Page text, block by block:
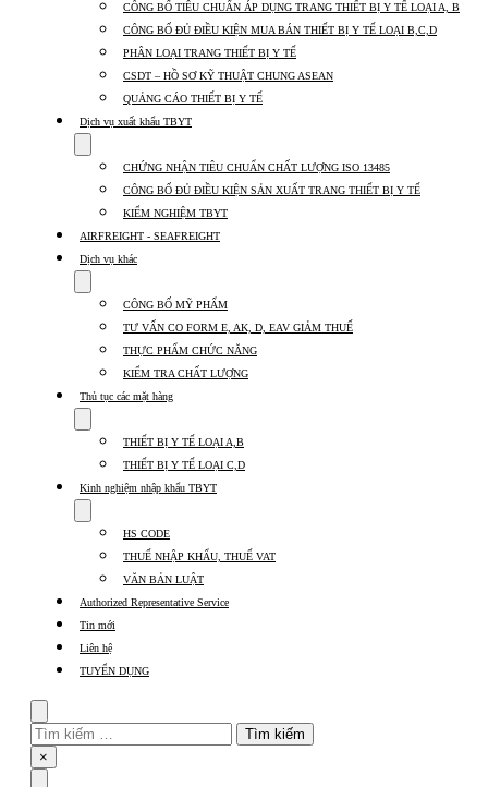
Dịch
khẩu
TBYT
CÔNG BỐ TIÊU CHUẨN ÁP DỤNG TRANG THIẾT BỊ Y TẾ LOẠI A, B
CÔNG BỐ ĐỦ ĐIỀU KIỆN MUA BÁN THIẾT BỊ Y TẾ LOẠI B,C,D
PHÂN LOẠI TRANG THIẾT BỊ Y TẾ
CSDT – HỒ SƠ KỸ THUẬT CHUNG ASEAN
QUẢNG CÁO THIẾT BỊ Y TẾ
Dịch vụ xuất khẩu TBYT
submenu
Dịch
khẩu
TBYT
CHỨNG NHẬN TIÊU CHUẨN CHẤT LƯỢNG ISO 13485
CÔNG BỐ ĐỦ ĐIỀU KIỆN SẢN XUẤT TRANG THIẾT BỊ Y TẾ
KIỂM NGHIỆM TBYT
AIRFREIGHT - SEAFREIGHT
Dịch vụ khác
submenu
Dịch
CÔNG BỐ MỸ PHẨM
TƯ VẤN CO FORM E, AK, D, EAV GIẢM THUẾ
THỰC PHẨM CHỨC NĂNG
KIỂM TRA CHẤT LƯỢNG
Thủ tục các mặt hàng
submenu
Thủ
tục
các
mặt
hàng
THIẾT BỊ Y TẾ LOẠI A,B
THIẾT BỊ Y TẾ LOẠI C,D
Kinh nghiệm nhập khẩu TBYT
submenu
Kinh
nghiệm
khẩu
TBYT
HS CODE
THUẾ NHẬP KHẨU, THUẾ VAT
VĂN BẢN LUẬT
Authorized Representative Service
Tin mới
Liên hệ
TUYỂN DỤNG
Tìm
kiếm
cho:
Close
×